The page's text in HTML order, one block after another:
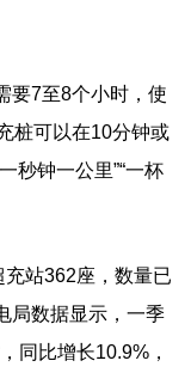
7至8个小时，使
桩可以在10分钟或
秒钟一公里”“一杯
站362座，数量已
局数据显示，一季
同比增长10.9%，